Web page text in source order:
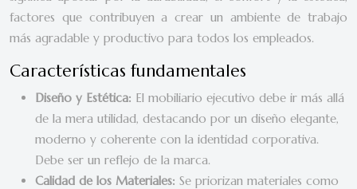
factores que contribuyen a crear un ambiente de trabajo
más agradable y productivo para todos los empleados.
Características fundamentales
Diseño y Estética: El mobiliario ejecutivo debe ir más allá
de la mera utilidad, destacando por un diseño elegante,
moderno y coherente con la identidad corporativa.
Debe ser un reflejo de la marca.
Calidad de los Materiales: Se priorizan materiales como